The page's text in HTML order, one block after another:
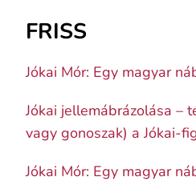
FRISS
Jókai Mór: Egy magyar
Jókai jellemábrázolása –
vagy gonoszak) a Jókai-
Jókai Mór: Egy magyar